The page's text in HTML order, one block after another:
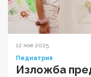
12 ное 2025
Педиатрия
Изложба